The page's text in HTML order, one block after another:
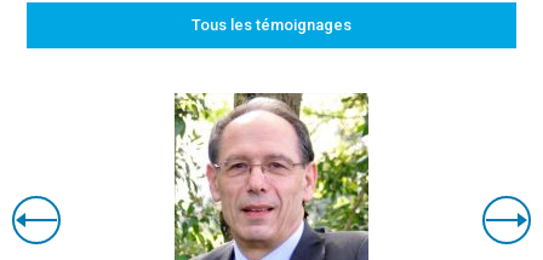
Tous les témoignages